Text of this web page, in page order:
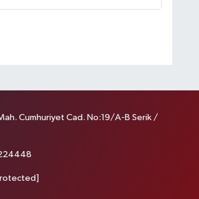
Cumhuriyet Cad. No:19/A-B Serik /